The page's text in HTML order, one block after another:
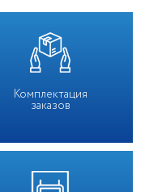
Комплектация
заказов